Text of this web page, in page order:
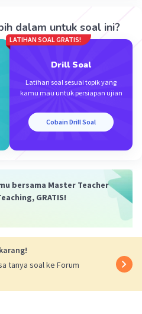
dalam untuk soal ini?
LATIHAN SOAL GRATIS!
Drill Soal
Latihan soal sesuai topik yang
kamu mau untuk persiapan ujian
Cobain Drill Soal
bersama Master Teacher
GRATIS!
tanya soal ke Forum